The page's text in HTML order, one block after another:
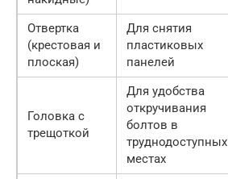
Отвертка
(крестовая и
плоская)
Для снятия
пластиковых
панелей
Головка с
трещоткой
Для удобства
откручивания
болтов в
труднодоступных
местах